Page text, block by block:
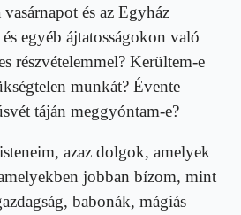
és az Egyház
egyéb ájtatosságokon való
részvételemmel? Kerültem-e
munkát? Évente
táján meggyóntam-e?
azaz dolgok, amelyek
jobban bízom, mint
babonák, mágiás